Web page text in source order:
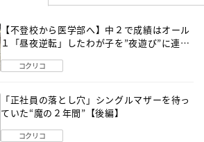
【不登校から医学部へ】中２で成績はオール
１「昼夜逆転」したわが子を”夜遊び”に連れ
コクリコ
「正社員の落とし穴」シングルマザーを待っ
ていた“魔の２年間”【後編】
コクリコ